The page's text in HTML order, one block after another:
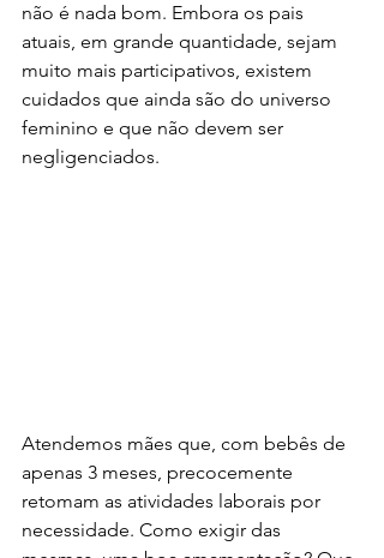
não é nada bom. Embora os pais
atuais, em grande quantidade, sejam
muito mais participativos, existem
cuidados que ainda são do universo
feminino e que não devem ser
negligenciados.
Atendemos mães que, com bebês de
apenas 3 meses, precocemente
retomam as atividades laborais por
necessidade. Como exigir das